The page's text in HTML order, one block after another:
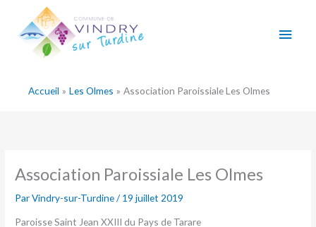
contenu
Accueil Les Olmes Association Paroissiale Les Olmes
Association Paroissiale Les Olmes
ParVindry-sur-Turdine/ 19 juillet 2019
Paroisse Saint Jean XXIII du Pays de Tarare